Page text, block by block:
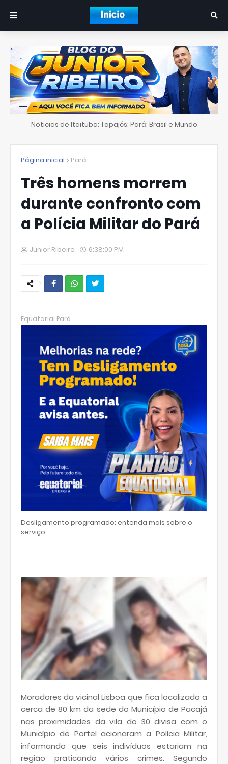
Noticias de Itaituba; Tapajós; Pará; Brasil e Mundo
Página inicial Pará
Três homens morrem
durante confronto com
a Polícia Militar do Pará
Junior Ribeiro 6:38:00 PM
hats
p
Equatorial Pará
Desligamento programado: entenda mais sobre o
serviço
Moradores da vicinal Lisboa que fica localizado a
cerca de 80 km da sede do Município de Pacajá
nas proximidades da vila do 30 divisa com o
Município de Portel acionaram a Polícia Militar,
informando que seis indivíduos estariam na
região praticando vários crimes. Segundo